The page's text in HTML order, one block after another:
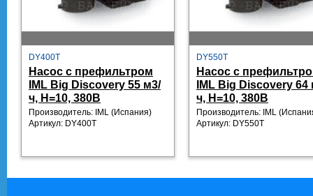
DY400T
Насос с префильтром
IML Big Discovery 55 м3/
ч, Н=10, 380В
Производитель: IML (Испания)
Артикул: DY400T
DY550T
Насос с
IML Big Discovery 64
ч, Н=10, 380В
Производитель: IML
Артикул: DY550T